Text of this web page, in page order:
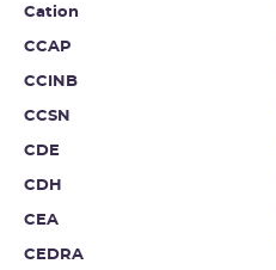
Cation
CCAP
CCINB
CCSN
CDE
CDH
CEA
CEDRA